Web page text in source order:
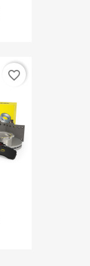
favorite_border